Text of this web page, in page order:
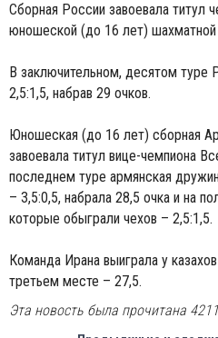
Сборная России завоевала титул
юношеской (до 16 лет)
В заключительном, десятом туре
2,5:1,5, набрав 29 очков.
Юношеская (до 16 лет) сборная
завоевала титул вице-чемпиона
последнем туре армянская
– 3,5:0,5, набрала 28,5 очка и на
которые обыграли чехов – 2,5:1,5.
Команда Ирана выиграла у
третьем месте – 27,5.
Эта новость была прочитана